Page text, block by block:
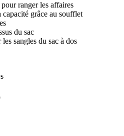
ranger les affaires
capacité grâce au soufflet
du sac
sangles du sac à dos